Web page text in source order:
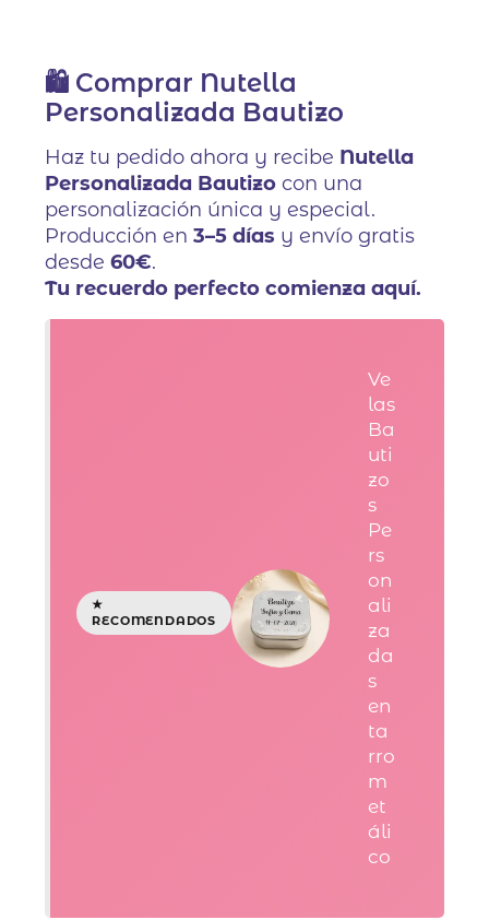
🛍️ Comprar Nutella
Personalizada Bautizo
Haz tu pedido ahora y recibe Nutella
Personalizada Bautizo con una
personalización única y especial.
Producción en3–5 días y envío gratis
desde60€.
Tu recuerdo perfecto comienza aquí.
Ve
las
Ba
uti
zo
s
Pe
rs
on
ali
za
da
s
en
ta
rro
m
et
áli
co